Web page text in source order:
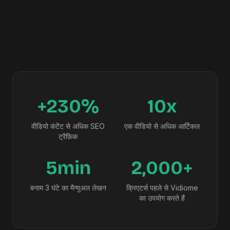
+230%
वीडियो कंटेंट से अधिक SEO
ट्रैफ़िक
10x
एक वीडियो से अधिक आर्टिकल
5min
बनाम 3 घंटे का मैन्युअल लेखन
2,000+
क्रिएटर्स पहले से Vidiome
का उपयोग करते हैं